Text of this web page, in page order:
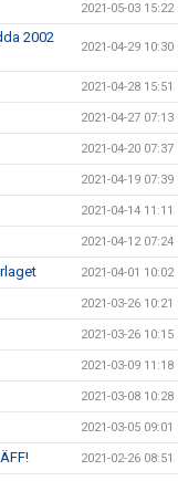
2021-05-03 15:22
2002
2021-04-29 10:30
2021-04-28 15:51
2021-04-27 07:13
2021-04-20 07:37
2021-04-19 07:39
2021-04-14 11:11
2021-04-12 07:24
2021-04-01 10:02
2021-03-26 10:21
2021-03-26 10:15
2021-03-09 11:18
2021-03-08 10:28
2021-03-05 09:01
2021-02-26 08:51